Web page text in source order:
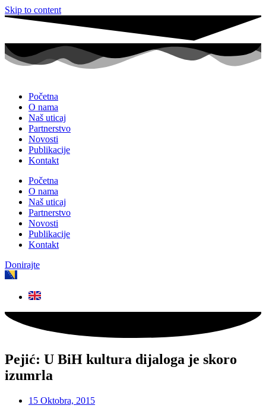
Skip to content
Početna
O nama
Naš uticaj
Partnerstvo
Novosti
Publikacije
Kontakt
Početna
O nama
Naš uticaj
Partnerstvo
Novosti
Publikacije
Kontakt
Donirajte
Pejić: U BiH kultura dijaloga je skoro
izumrla
15 Oktobra, 2015